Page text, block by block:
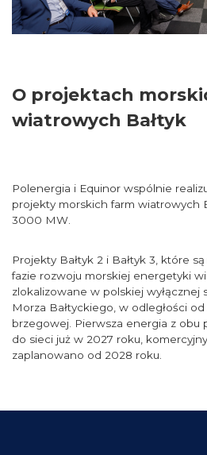
O projektach
wiatrowych Bałtyk
Polenergia i Equinor wspólnie
projekty morskich farm wiatrowych
3000 MW.
Projekty Bałtyk 2 i Bałtyk 3, które
fazie rozwoju morskiej energetyki
zlokalizowane w polskiej
Morza Bałtyckiego, w odległości
brzegowej. Pierwsza energia z obu
do sieci już w 2027 roku,
zaplanowano od 2028 roku.